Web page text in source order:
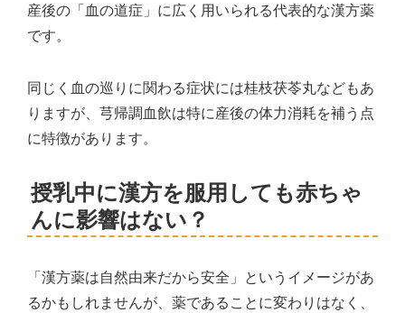
産後の「血の道症」に広く用いられる代表的な漢方薬
です。
同じく血の巡りに関わる症状には桂枝茯苓丸などもあ
りますが、芎帰調血飲は特に産後の体力消耗を補う点
に特徴があります。
授乳中に漢方を服用しても赤ちゃ
んに影響はない？
「漢方薬は自然由来だから安全」というイメージがあ
るかもしれませんが、薬であることに変わりはなく、